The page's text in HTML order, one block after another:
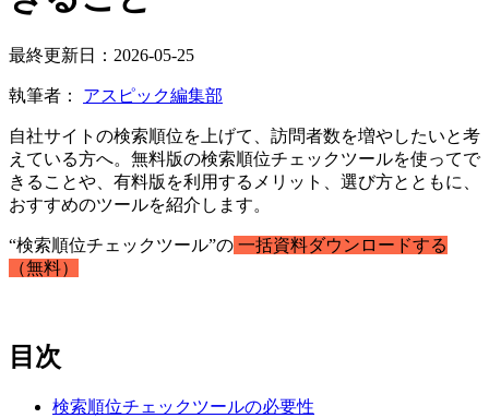
最終更新日：2026-05-25
執筆者： アスピック編集部
自社サイトの検索順位を上げて、訪問者数を増やしたいと考
えている方へ。無料版の検索順位チェックツールを使ってで
きることや、有料版を利用するメリット、選び方とともに、
おすすめのツールを紹介します。
“検索順位チェックツール”の 一括資料ダウンロードする
（無料）
目次
検索順位チェックツールの必要性